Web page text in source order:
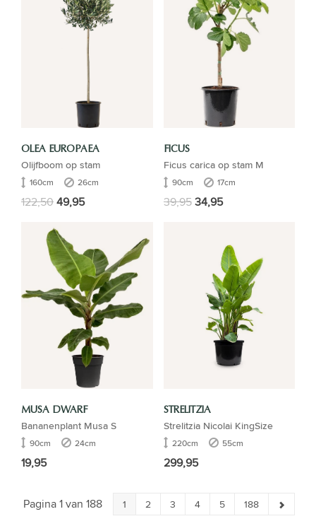
OLEA EUROPAEA
Olijfboom op stam
160cm 26cm
122,5049,95
FICUS
Ficus carica op stam M
90cm 17cm
39,9534,95
MUSA DWARF
Bananenplant Musa S
90cm 24cm
19,95
STRELITZIA
Strelitzia Nicolai KingSize
220cm 55cm
299,95
Pagina 1 van 188 1 2 3 4 5 188